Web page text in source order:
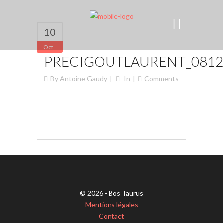
10
Oct
PRECIGOUTLAURENT_0812
ByAntoine Gaudy In Comments
© 2026 - Bos Taurus
Mentions légales
Contact